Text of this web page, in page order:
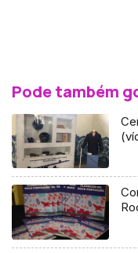
Pode também